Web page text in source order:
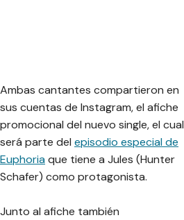
Ambas cantantes compartieron en
sus cuentas de Instagram, el afiche
promocional del nuevo single, el cual
será parte del episodio especial de
Euphoriaque tiene a Jules (Hunter
Schafer) como protagonista.
Junto al afiche también